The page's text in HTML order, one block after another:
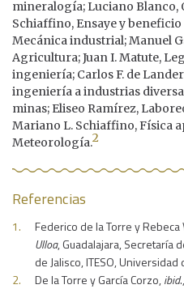
mineralogía; Luciano Blanco,
Schiaffino, Ensaye y beneficio
Mecánica industrial; Manuel
Agricultura; Juan I. Matute,
ingeniería; Carlos F. de
ingeniería a industrias
minas; Eliseo Ramírez,
Mariano L. Schiaffino, Física
Meteorología.2
Referencias
Federico de la Torre y Rebeca
Ulloa, Guadalajara, Secretaría
de Jalisco, ITESO,
De la Torre y García Corzo,ibid